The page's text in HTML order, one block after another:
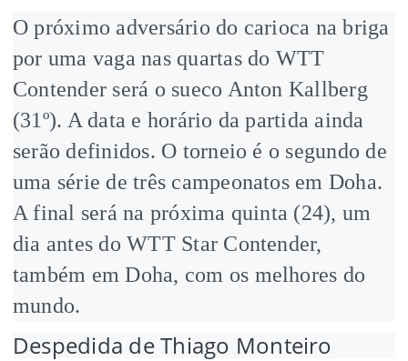
O próximo adversário do carioca na briga
por uma vaga nas quartas do WTT
Contender será o sueco Anton Kallberg
(31º). A data e horário da partida ainda
serão definidos. O torneio é o segundo de
uma série de três campeonatos em Doha.
A final será na próxima quinta (24), um
dia antes do WTT Star Contender,
também em Doha, com os melhores do
mundo.
Despedida de Thiago Monteiro